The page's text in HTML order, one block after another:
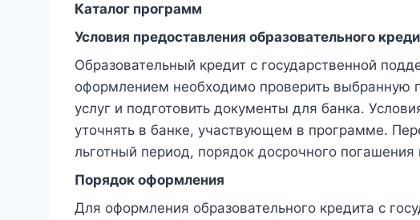
Каталог программ
Условия предоставления образовательного
Образовательный кредит с государственной
оформлением необходимо проверить выбранную
услуг и подготовить документы для банка.
уточнять в банке, участвующем в программе.
льготный период, порядок досрочного
Порядок оформления
Для оформления образовательного кредита с